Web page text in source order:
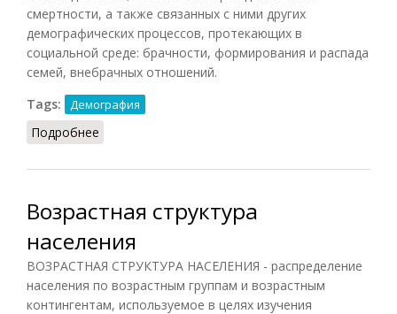
смертности, а также связанных с ними других
демографических процессов, протекающих в
социальной среде: брачности, формирования и распада
семей, внебрачных отношений.
Tags:
Демография
Подробнее
Возрастная структура
населения
ВОЗРАСТНАЯ СТРУКТУРА НАСЕЛЕНИЯ - распределение
населения по возрастным группам и возрастным
контингентам, используемое в целях изучения